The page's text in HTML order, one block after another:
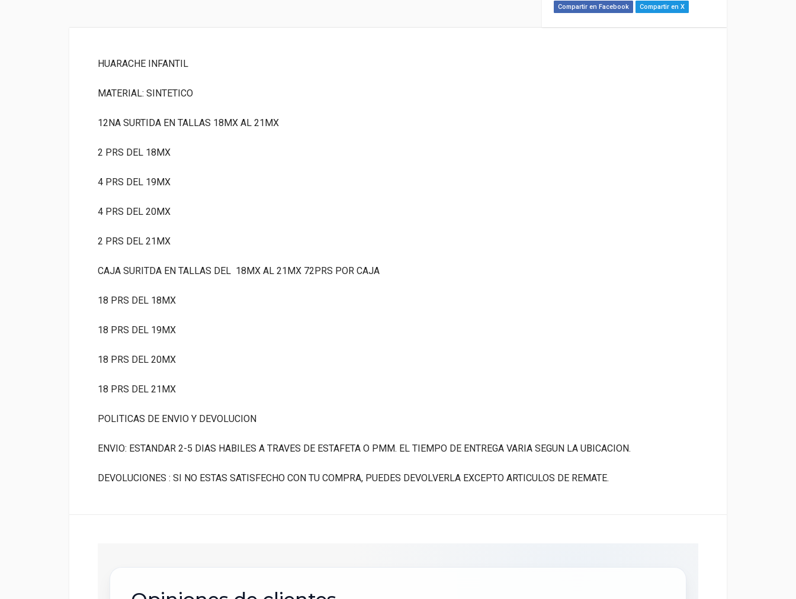
Compartir en Facebook Compartir en X
HUARACHE INFANTIL
MATERIAL: SINTETICO
12NA SURTIDA EN TALLAS 18MX AL 21MX
2 PRS DEL 18MX
4 PRS DEL 19MX
4 PRS DEL 20MX
2 PRS DEL 21MX
CAJA SURITDA EN TALLAS DEL 18MX AL 21MX 72PRS POR CAJA
18 PRS DEL 18MX
18 PRS DEL 19MX
18 PRS DEL 20MX
18 PRS DEL 21MX
POLITICAS DE ENVIO Y DEVOLUCION
ENVIO: ESTANDAR 2-5 DIAS HABILES A TRAVES DE ESTAFETA O PMM. EL TIEMPO DE ENTREGA VARIA SEGUN LA UBICACION.
DEVOLUCIONES : SI NO ESTAS SATISFECHO CON TU COMPRA, PUEDES DEVOLVERLA EXCEPTO ARTICULOS DE REMATE.
★
★
★
★
★